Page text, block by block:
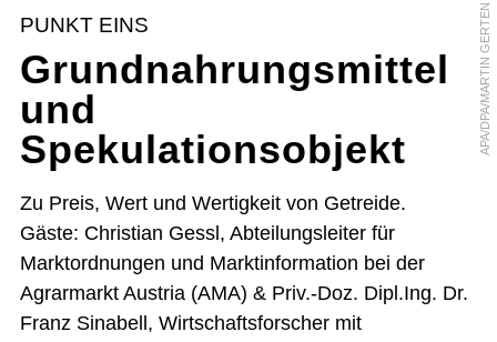
APA/DPA/MARTIN GERTEN
PUNKT EINS
Grundnahrungsmittel
und
Spekulationsobjekt
Zu Preis, Wert und Wertigkeit von Getreide.
Gäste: Christian Gessl, Abteilungsleiter für
Marktordnungen und Marktinformation bei der
Agrarmarkt Austria (AMA) & Priv.-Doz. Dipl.Ing. Dr.
Franz Sinabell, Wirtschaftsforscher mit